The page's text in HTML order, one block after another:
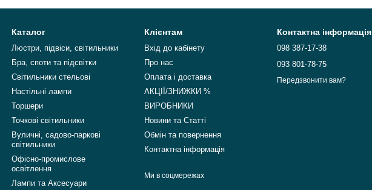
Каталог
Люстри, підвіси, світильники
Бра, споти та підсвітки
Світильники стельові
Настільні лампи
Торшери
Точкові світильники
Вуличні, садово-паркові
світильники
Офісно-промислове
освітлення
Лампи та Аксесуари
Клієнтам
Вхід до кабінету
Про нас
Оплата і доставка
АКЦІЇ/ЗНИЖКИ %
ВИРОБНИКИ
Новини та Статті
Обмін та повернення
Контактна інформація
Ми в соцмережах
Контактна інформація
098 387-17-38
093 801-78-75
Передзвонити вам?